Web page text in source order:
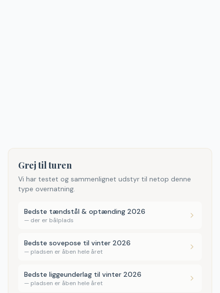
Grej til turen
Vi har testet og sammenlignet udstyr til netop denne
type overnatning.
Bedste tændstål & optænding 2026
— der er bålplads
Bedste sovepose til vinter 2026
— pladsen er åben hele året
Bedste liggeunderlag til vinter 2026
— pladsen er åben hele året